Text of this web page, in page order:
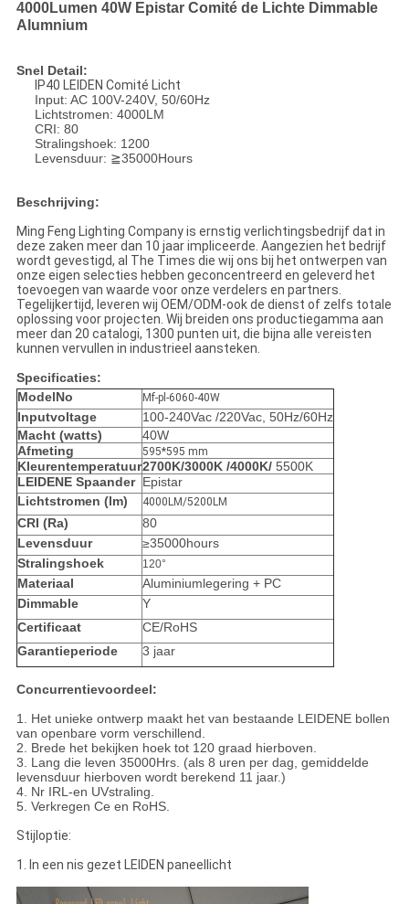
4000Lumen 40W Epistar Comité de Lichte Dimmable
Alumnium
Snel Detail:
IP40 LEIDEN Comité Licht
Input: AC 100V-240V, 50/60Hz
Lichtstromen: 4000LM
CRI: 80
Stralingshoek: 1200
Levensduur: ≧35000Hours
Beschrijving:
Ming Feng Lighting Company is ernstig verlichtingsbedrijf dat in
deze zaken meer dan 10 jaar impliceerde. Aangezien het bedrijf
wordt gevestigd, al The Times die wij ons bij het ontwerpen van
onze eigen selecties hebben geconcentreerd en geleverd het
toevoegen van waarde voor onze verdelers en partners.
Tegelijkertijd, leveren wij OEM/ODM-ook de dienst of zelfs totale
oplossing voor projecten. Wij breiden ons productiegamma aan
meer dan 20 catalogi, 1300 punten uit, die bijna alle vereisten
kunnen vervullen in industrieel aansteken.
Specificaties:
ModelNo
Mf-pl-6060-40W
Inputvoltage
100-240Vac /220Vac, 50Hz/60Hz
Macht (watts)
40W
Afmeting
595*595 mm
Kleurentemperatuur2700K/3000K /4000K/ 5500K
LEIDENE Spaander Epistar
Lichtstromen (lm)
4000LM/5200LM
CRI (Ra)
80
Levensduur
≥35000hours
Stralingshoek
120°
Materiaal
Aluminiumlegering + PC
Dimmable
Y
Certificaat
CE/RoHS
Garantieperiode
3 jaar
Concurrentievoordeel:
1. Het unieke ontwerp maakt het van bestaande LEIDENE bollen
van openbare vorm verschillend.
2. Brede het bekijken hoek tot 120 graad hierboven.
3. Lang die leven 35000Hrs. (als 8 uren per dag, gemiddelde
levensduur hierboven wordt berekend 11 jaar.)
4. Nr IRL-en UVstraling.
5. Verkregen Ce en RoHS.
Stijloptie:
1. In een nis gezet LEIDEN paneellicht